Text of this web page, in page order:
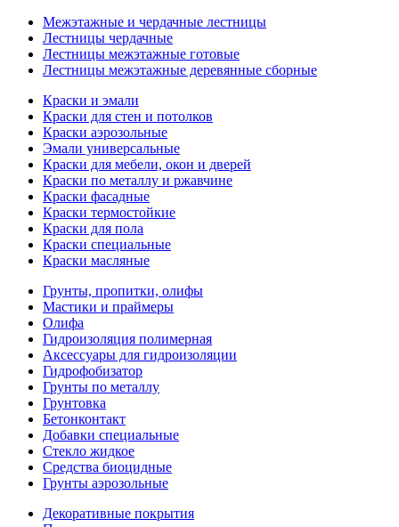
Межэтажные и чердачные лестницы
Лестницы чердачные
Лестницы межэтажные готовые
Лестницы межэтажные деревянные сборные
Краски и эмали
Краски для стен и потолков
Краски аэрозольные
Эмали универсальные
Краски для мебели, окон и дверей
Краски по металлу и ржавчине
Краски фасадные
Краски термостойкие
Краски для пола
Краски специальные
Краски масляные
Грунты, пропитки, олифы
Мастики и праймеры
Олифа
Гидроизоляция полимерная
Аксессуары для гидроизоляции
Гидрофобизатор
Грунты по металлу
Грунтовка
Бетонконтакт
Добавки специальные
Стекло жидкое
Средства биоцидные
Грунты аэрозольные
Декоративные покрытия